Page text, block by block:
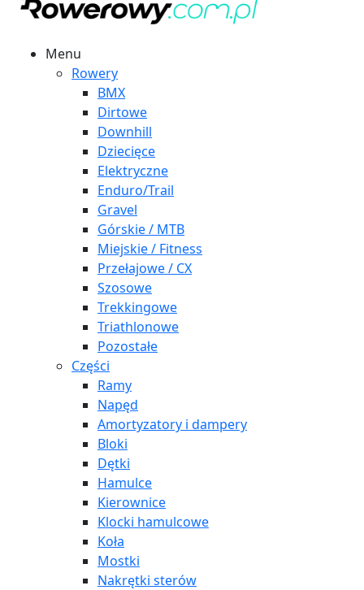
Menu
Rowery
BMX
Dirtowe
Downhill
Dziecięce
Elektryczne
Enduro/Trail
Gravel
Górskie / MTB
Miejskie / Fitness
Przełajowe / CX
Szosowe
Trekkingowe
Triathlonowe
Pozostałe
Części
Ramy
Napęd
Amortyzatory i dampery
Bloki
Dętki
Hamulce
Kierownice
Klocki hamulcowe
Koła
Mostki
Nakrętki sterów